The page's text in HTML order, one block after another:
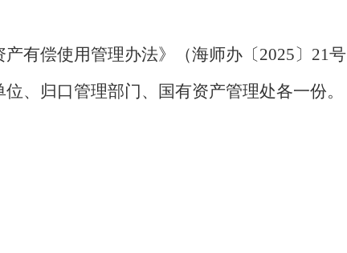
有偿使用管理办法》 （海师办〔2025〕21号
位、归口管理部门、国有资产管理处各一份。